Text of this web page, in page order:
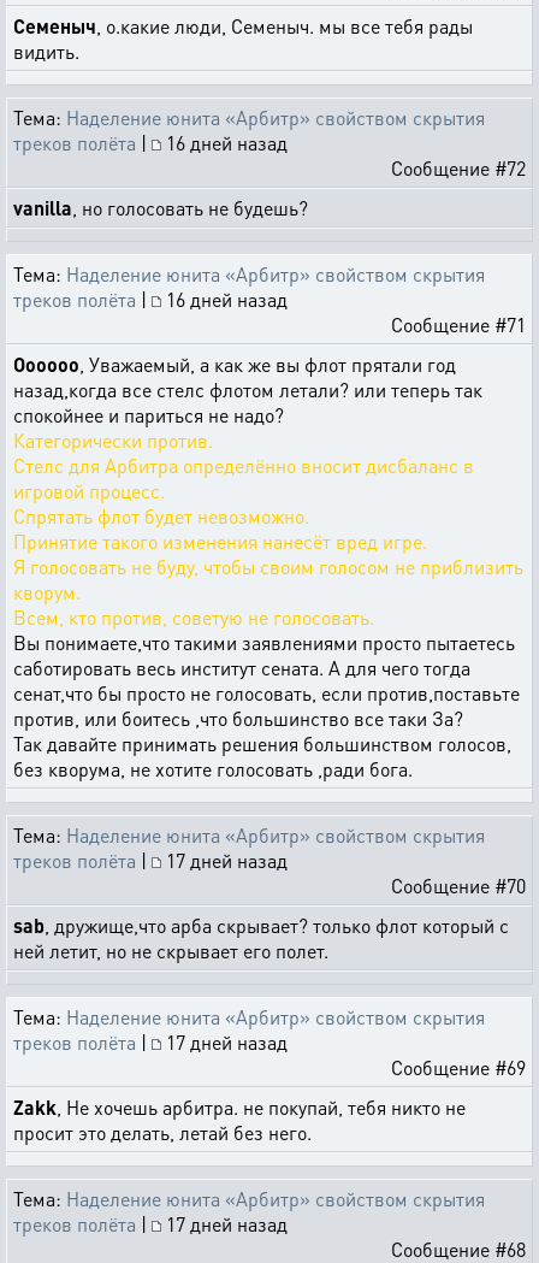
Семеныч , о.какие люди, Семеныч. мы все тебя рады
видить.
Тема: Наделение юнита «Арбитр» свойством скрытия
треков полёта |
16 дней назад
Сообщение #72
vanilla , но голосовать не будешь?
Тема: Наделение юнита «Арбитр» свойством скрытия
треков полёта |
16 дней назад
Сообщение #71
Oooooo , Уважаемый, а как же вы флот прятали год
назад,когда все стелс флотом летали? или теперь так
спокойнее и париться не надо?
Категорически против.
Стелс для Арбитра определённо вносит дисбаланс в
игровой процесс.
Спрятать флот будет невозможно.
Принятие такого изменения нанесёт вред игре.
Я голосовать не буду, чтобы своим голосом не приблизить
кворум.
Всем, кто против, советую не голосовать.
Вы понимаете,что такими заявлениями просто пытаетесь
саботировать весь институт сената. А для чего тогда
сенат,что бы просто не голосовать, если против,поставьте
против, или боитесь ,что большинство все таки За?
Так давайте принимать решения большинством голосов,
без кворума, не хотите голосовать ,ради бога.
Тема: Наделение юнита «Арбитр» свойством скрытия
треков полёта |
17 дней назад
Сообщение #70
sab , дружище,что арба скрывает? только флот который с
ней летит, но не скрывает его полет.
Тема: Наделение юнита «Арбитр» свойством скрытия
треков полёта |
17 дней назад
Сообщение #69
Zakk , Не хочешь арбитра. не покупай, тебя никто не
просит это делать, летай без него.
Тема: Наделение юнита «Арбитр» свойством скрытия
треков полёта |
17 дней назад
Сообщение #68